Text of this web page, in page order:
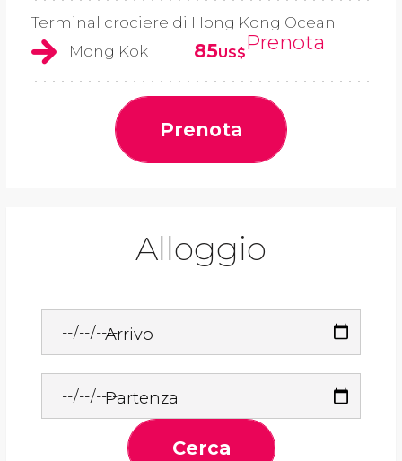
Terminal crociere di Hong Kong Ocean
Mong Kok
85US$Prenota
Prenota
Alloggio
Arrivo
Partenza
Cerca